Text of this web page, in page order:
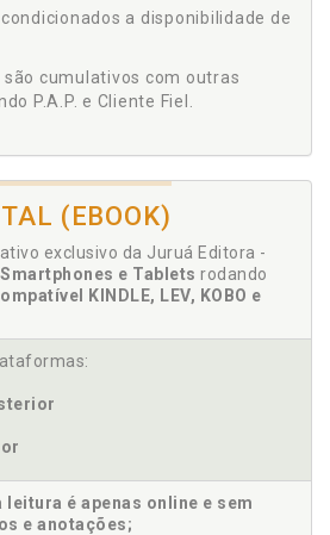
a disponibilidade de
são cumulativos com outras
P.A.P. e Cliente Fiel.
(EBOOK)
exclusivo da Juruá Editora -
Smartphones e Tablets rodando
KINDLE, LEV, KOBO e
leitura é apenas online e sem
e anotações;